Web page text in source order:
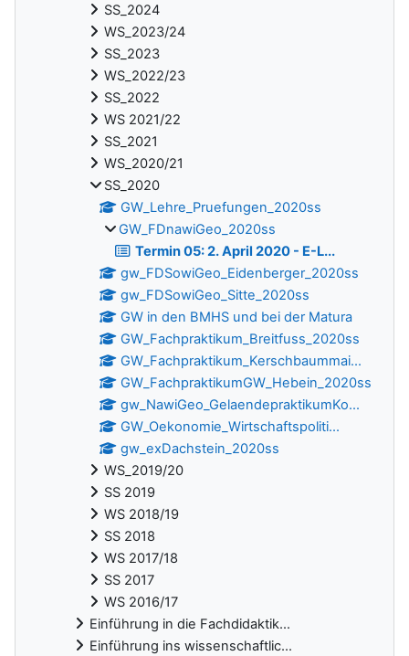
SS_2024
WS_2023/24
SS_2023
WS_2022/23
SS_2022
WS 2021/22
SS_2021
WS_2020/21
SS_2020
GW_Lehre_Pruefungen_2020ss
GW_FDnawiGeo_2020ss
Termin 05: 2. April 2020 - E-L...
gw_FDSowiGeo_Eidenberger_2020ss
gw_FDSowiGeo_Sitte_2020ss
GW in den BMHS und bei der Matura
GW_Fachpraktikum_Breitfuss_2020ss
GW_Fachpraktikum_Kerschbaummai...
GW_FachpraktikumGW_Hebein_2020ss
gw_NawiGeo_GelaendepraktikumKo...
GW_Oekonomie_Wirtschaftspoliti...
gw_exDachstein_2020ss
WS_2019/20
SS 2019
WS 2018/19
SS 2018
WS 2017/18
SS 2017
WS 2016/17
Einführung in die Fachdidaktik...
Einführung ins wissenschaftlic...